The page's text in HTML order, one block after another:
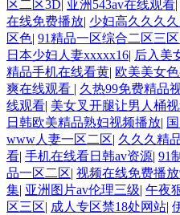
区二区3D| 亚洲543av在线观看|
在线免费播放| 少妇高久久久
区色| 91精品一区综合二区三
日本少妇人妻xxxxx16| 后入美
精品手机在线看黄| 欧美美女
爽在线观看 | 久热99免费精品
线观看| 美女叉开腿让男人桶
日韩欧美精品熟妇视频播放|
www人妻一区二区| 久久久精
看| 手机在线看日韩av资源| 91
品一区二区| 视频在线免费播放
集| 亚洲图片av伦理三级| 午夜
区三区| 成人专区禁18处网站|